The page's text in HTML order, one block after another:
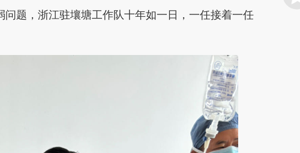
题，浙江驻壤塘工作队十年如一日，一任接着一任